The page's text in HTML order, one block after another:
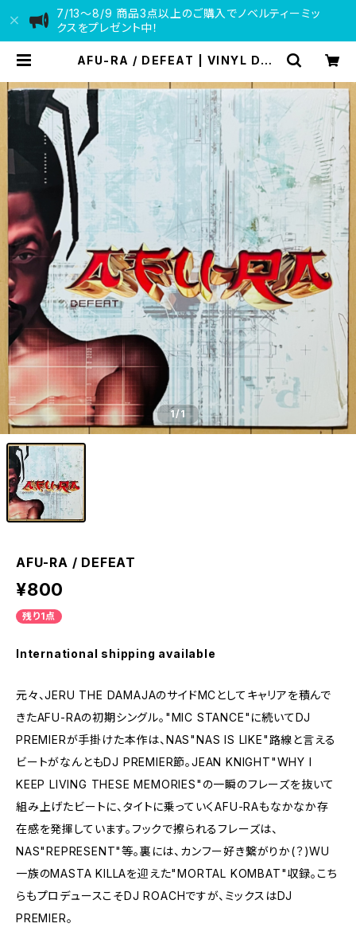
7/13〜8/9 商品3点以上のご購入でノベルティーミッ
クスをプレゼント中！
AFU-RA / DEFEAT | VINYL DEA
1/1
AFU-RA / DEFEAT
¥800
残り1点
International shipping available
元々、JERU THE DAMAJAのサイドMCとしてキャリアを積んで
きたAFU-RAの初期シングル。"MIC STANCE"に続いてDJ
PREMIERが手掛けた本作は、NAS"NAS IS LIKE"路線と言える
ビートがなんともDJ PREMIER節。JEAN KNIGHT"WHY I
KEEP LIVING THESE MEMORIES"の一瞬のフレーズを抜いて
組み上げたビートに、タイトに乗っていくAFU-RAもなかなか存
在感を発揮しています。フックで擦られるフレーズは、
NAS"REPRESENT"等。裏には、カンフー好き繋がりか(？)WU
一族のMASTA KILLAを迎えた"MORTAL KOMBAT"収録。こち
らもプロデュースこそDJ ROACHですが、ミックスはDJ
PREMIER。